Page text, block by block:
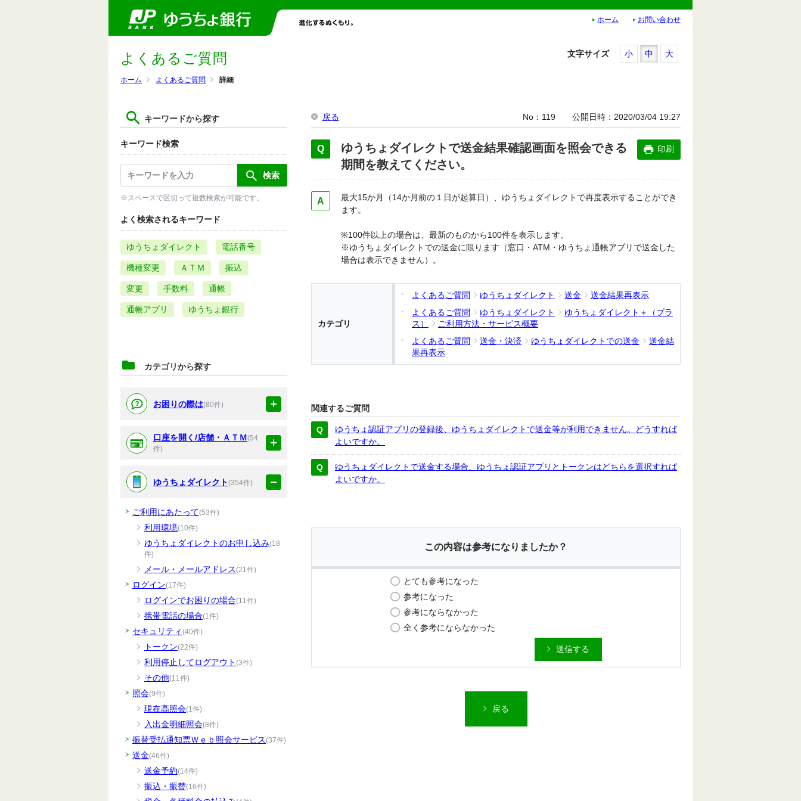
ホーム お問い合わせ
ホーム よくあるご質問 詳細
よくあるご質問
キーワードから探す
キーワード検索
※スペースで区切って複数検索が可能です。
よく検索されるキーワード
ゆうちょダイレクト 電話番号
機種変更 ＡＴＭ 振込
変更 手数料 通帳
通帳アプリ ゆうちょ銀行
カテゴリから探す
お困りの際は(80件)
口座を開く/店舗・ＡＴＭ(54
件)
ゆうちょダイレクト(354件)
ご利用にあたって(53件)
利用環境(10件)
ゆうちょダイレクトのお申し込み(18
件)
メール・メールアドレス(21件)
ログイン(17件)
ログインでお困りの場合(11件)
携帯電話の場合(1件)
セキュリティ (40件)
トークン(22件)
利用停止してログアウト (3件)
その他(11件)
照会(9件)
現在高照会(1件)
入出金明細照会(8件)
振替受払通知票Ｗｅｂ照会サービス(37件)
送金(46件)
送金予約(14件)
振込・振替(16件)
文字サイズ 小 中 大
戻る No 119 公開日時 2020/03/04 19:27
ゆうちょダイレクトで送金結果確認画面を照会できる
期間を教えてください。
印刷
最大15か月（14か月前の１日が起算日）、ゆうちょダイレクトで再度表示することができ
ます。
※100件以上の場合は、最新のものから100件を表示します。
※ゆうちょダイレクトでの送金に限ります（窓口・ATM・ゆうちょ通帳アプリで送金した
場合は表示できません）。
カテゴリ
よくあるご質問 ゆうちょダイレクト 送金
送金結果再表示
よくあるご質問
ゆうちょダイレクト
ゆうちょダイレクト＋（プラ
ス）
ご利用方法・サービス概要
よくあるご質問
送金・決済 ゆうちょダイレクトでの送金
送金結
果再表示
関連するご質問
ゆうちょ認証アプリの登録後、ゆうちょダイレクトで送金等が利用できません。どうすれば
よいですか。
ゆうちょダイレクトで送金する場合、ゆうちょ認証アプリとトークンはどちらを選択すれば
よいですか。
この内容は参考になりましたか？
とても参考になった
参考になった
参考にならなかった
全く参考にならなかった
送信する
戻る